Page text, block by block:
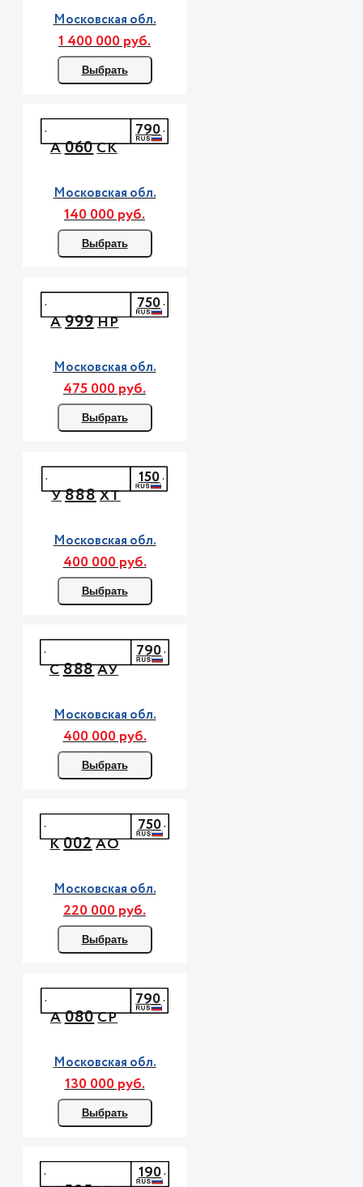
Московская обл.
1 400 000 руб.
Выбрать
А060СК
790
Московская обл.
140 000 руб.
Выбрать
А999НР
750
Московская обл.
475 000 руб.
Выбрать
У888ХТ
150
Московская обл.
400 000 руб.
Выбрать
С888АУ
790
Московская обл.
400 000 руб.
Выбрать
К002АО
750
Московская обл.
220 000 руб.
Выбрать
А080СР
790
Московская обл.
130 000 руб.
Выбрать
190